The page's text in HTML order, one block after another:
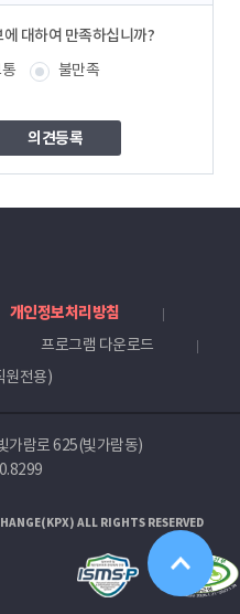
대하여 만족하십니까?
불만족
개인정보처리방침
프로그램 다운로드
원전용)
가람로 625(빛가람동)
ALL RIGHTS RESERVED